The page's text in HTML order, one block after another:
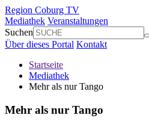
Region Coburg TV
Mediathek Veranstaltungen
Suchen
Über dieses Portal Kontakt
Startseite
Mediathek
Mehr als nur Tango
Mehr als nur Tango